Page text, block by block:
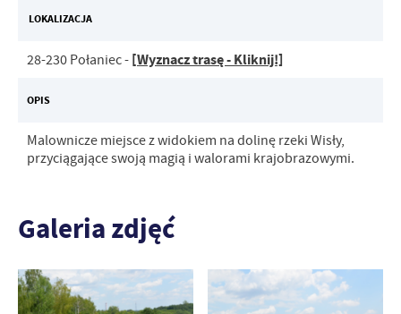
LOKALIZACJA
28-230 Połaniec - [Wyznacz trasę - Kliknij!]
OPIS
Malownicze miejsce z widokiem na dolinę rzeki Wisły,
przyciągające swoją magią i walorami krajobrazowymi.
Galeria zdjęć